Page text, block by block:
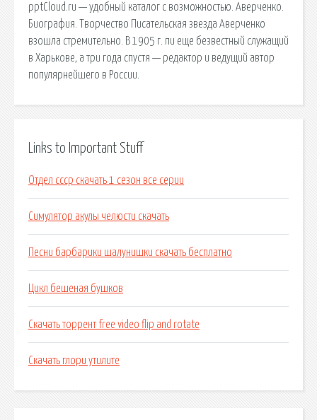
pptCloud.ru — удобный каталог с возможностью. Аверченко.
Биография. Творчество Писательская звезда Аверченко
взошла стремительно. В 1905 г. пи еще безвестный служащий
в Харькове, а три года спустя — редактор и ведущий автор
популярнейшего в России.
Links to Important Stuff
Отдел ссср скачать 1 сезон все серии
Симулятор акулы челюсти скачать
Песни барбарики шалунишки скачать бесплатно
Цикл бешеная бушков
Скачать торрент free video flip and rotate
Скачать глори утилите